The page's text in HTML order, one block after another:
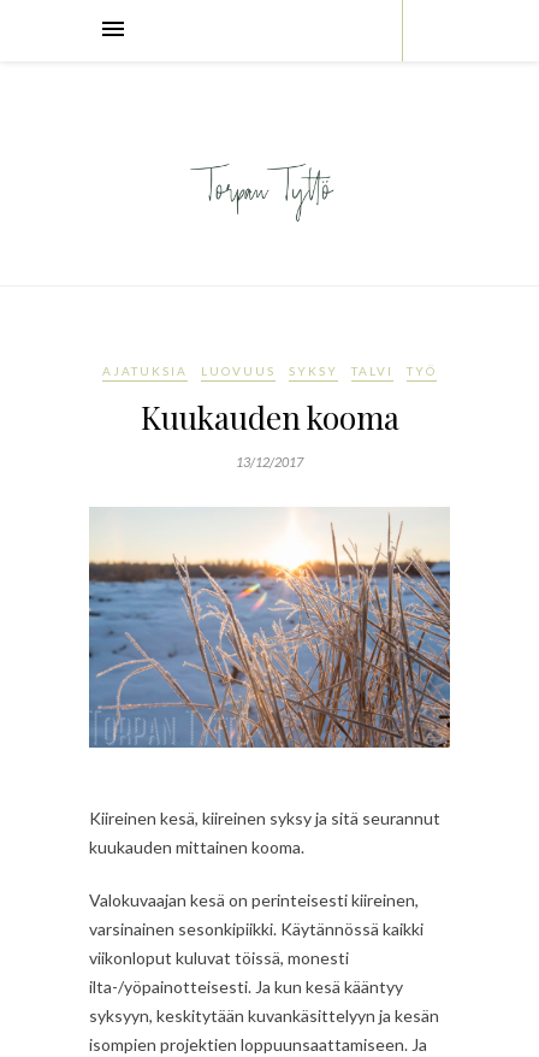
AJATUKSIA LUOVUUS SYKSY TALVI TYÖ
Kuukauden kooma
13/12/2017
Kiireinen kesä, kiireinen syksy ja sitä seurannut
kuukauden mittainen kooma.
Valokuvaajan kesä on perinteisesti kiireinen,
varsinainen sesonkipiikki. Käytännössä kaikki
viikonloput kuluvat töissä, monesti
ilta-/yöpainotteisesti. Ja kun kesä kääntyy
syksyyn, keskitytään kuvankäsittelyyn ja kesän
isompien projektien loppuunsaattamiseen. Ja